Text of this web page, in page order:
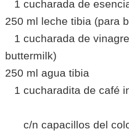
1 cucharada de
250 ml leche tibia (para
1 cucharada de
buttermilk)
250 ml agua tibia
1 cucharadita de café
c/n capacillos del